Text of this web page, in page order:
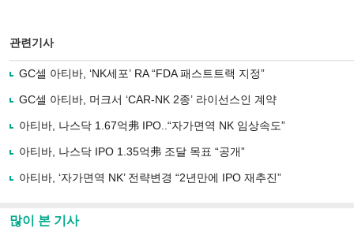
관련기사
GC셀 아티바, ‘NK세포’ RA “FDA 패스트트랙 지정”
GC셀 아티바, 머크서 ‘CAR-NK 2종’ 라이선스인 계약
아티바, 나스닥 1.67억弗 IPO..“자가면역 NK 임상속도”
아티바, 나스닥 IPO 1.35억弗 조달 목표 “공개”
아티바, ‘자가면역 NK’ 전략변경 “2년만에 IPO 재추진”
많이 본 기사